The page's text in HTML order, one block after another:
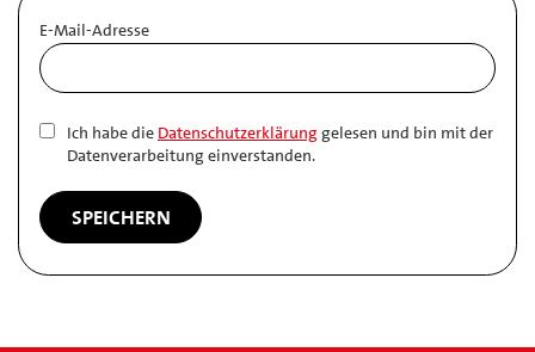
E-Mail-Adresse
Ich habe die Datenschutzerklärung gelesen und bin mit der
Datenverarbeitung einverstanden.